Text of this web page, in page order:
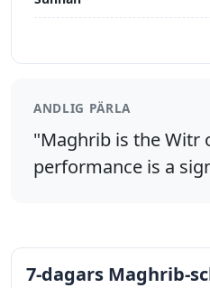
ANDLIG PÄRLA
"Maghrib is the Witr
performance is a
7-dagars Maghrib-